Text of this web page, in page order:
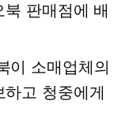
판매점에 배
이 소매업체의
고 청중에게